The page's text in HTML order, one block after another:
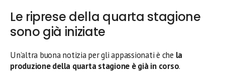
Le riprese della quarta stagione
sono già iniziate
Un’altra buona notizia per gli appassionati è che la
produzione della quarta stagione è già in corso.